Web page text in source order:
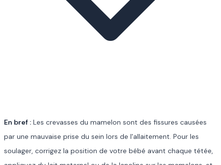
En bref : Les crevasses du mamelon sont des fissures causées
par une mauvaise prise du sein lors de l'allaitement. Pour les
soulager, corrigez la position de votre bébé avant chaque tétée,